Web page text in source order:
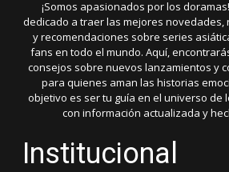
¡Somos apasionados por los
dedicado a traer las mejores novedades,
y recomendaciones sobre series
fans en todo el mundo. Aquí,
consejos sobre nuevos lanzamientos y
para quienes aman las historias
objetivo es ser tu guía en el universo de
con información actualizada y
Institucional